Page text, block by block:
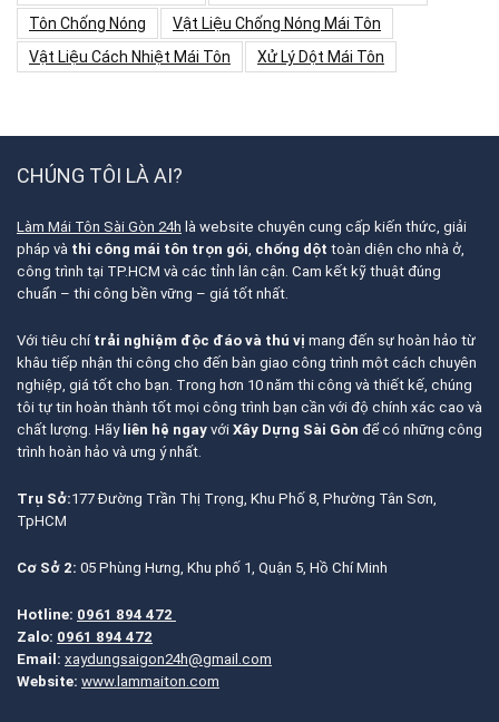
Tôn Chống Nóng
Vật Liệu Chống Nóng Mái Tôn
Vật Liệu Cách Nhiệt Mái Tôn
Xử Lý Dột Mái Tôn
CHÚNG TÔI LÀ AI?
Làm Mái Tôn Sài Gòn 24h là website chuyên cung cấp kiến thức, giải
pháp và thi công mái tôn trọn gói, chống dột toàn diện cho nhà ở,
công trình tại TP.HCM và các tỉnh lân cận. Cam kết kỹ thuật đúng
chuẩn – thi công bền vững – giá tốt nhất.
Với tiêu chí trải nghiệm độc đáo và thú vị mang đến sự hoàn hảo từ
khâu tiếp nhận thi công cho đến bàn giao công trình một cách chuyên
nghiệp, giá tốt cho bạn. Trong hơn 10 năm thi công và thiết kế, chúng
tôi tự tin hoàn thành tốt mọi công trình bạn cần với độ chính xác cao và
chất lượng. Hãy liên hệ ngay với Xây Dựng Sài Gòn để có những công
trình hoàn hảo và ưng ý nhất.
Trụ Sở:177 Đường Trần Thị Trọng, Khu Phố 8, Phường Tân Sơn,
TpHCM
Cơ Sở 2: 05 Phùng Hưng, Khu phố 1, Quận 5, Hồ Chí Minh
Hotline: 0961 894 472
Zalo: 0961 894 472
Email: xaydungsaigon24h@gmail.com
Website: www.lammaiton.com